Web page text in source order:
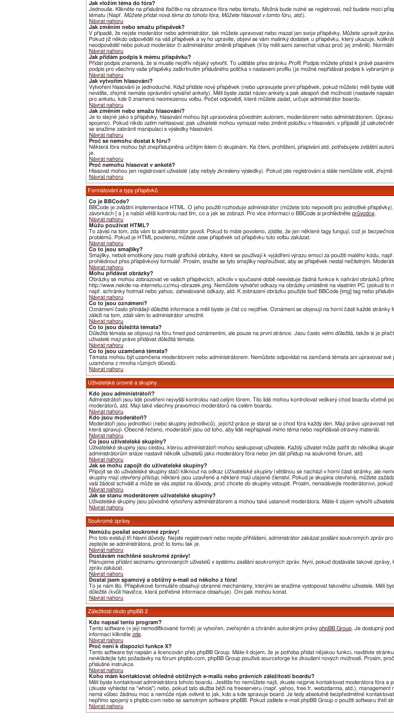
Jak vložím téma do fóra?
Jednouše. Klikněte na příslušné tlačítko na obrazovce fóra nebo tématu. Možná bude nutné se registrovat, než budete moci
tématu (Např. Můžete přidat nová téma do tohoto fóra, Můžete hlasovat v tomto fóru, atd.).
Návrat nahoru
Jak změním nebo smažu příspěvek?
V případě, že nejste moderátor nebo administrátor, tak můžete upravovat nebo mazat jen svoje příspěvky. Můžete upravit
Pokud již někdo odpověděl na váš příspěvek a vy ho upravíte, objeví se vám malinký dodatek u příspěvku, který ukazuje,
neodpověděl nebo pokud moderátor či administrátor změnili příspěvek (ti by měli sami zanechat vzkaz proč jej změnili).
Návrat nahoru
Jak přidám podpis k mému příspěvku?
Přidat podpis znamená, že si musíte nejdřív nějaký vytvořit. To uděláte přes stránku Profil. Podpis můžete přidat k právě
podpis pro všechny vaše příspěvky zaškrtnutím příslušného políčka v nastavení profilu (je možné nepřidávat podpis k vybraným
Návrat nahoru
Jak vytvořím hlasování?
Vytvoření hlasování je jednoduché. Když přidáte nový příspěvek (nebo upravujete první příspěvek, pokud můžete) měli byste
nevidíte, zřejmě nemáte oprávnění vytvářet ankety). Měli byste zadat název ankety a pak alespoň dvě možnosti (nastavte
pro anketu, kde 0 znamená neomezenou volbu. Počet odpovědí, které můžete zadat, určuje administrátor boardu.
Návrat nahoru
Jak změním nebo smažu hlasování?
Je to stejné jako s příspěvky, hlasování mohou být upravována původním autorem, moderátorem nebo administrátorem.
spojeno). Pokud nikdo zatím nehlasoval, pak uživatelé mohou vymazat nebo změnit položku v hlasování, v případě již
se snažíme zabránit manipulaci s výsledky hlasování.
Návrat nahoru
Proč se nemohu dostat k fóru?
Některá fóra mohou být znepřístupněna určitým lidem či skupinám. Ke čtení, prohlížení, přispívání atd. potřebujete zvláštní
je.
Návrat nahoru
Proč nemohu hlasovat v anketě?
Hlasovat mohou jen registrovaní uživatelé (aby nebyly zkresleny výsledky). Pokud jste registrováni a stále nemůžete volit,
Návrat nahoru
Formátování a typy příspěvků
Co je BBCode?
BBCode je zvláštní implementace HTML. O jeho použití rozhoduje administrátor (můžete toto nepovolit pro jednotlivé
závorkách [ a ] a nabízí větší kontrolu nad tím, co a jak se zobrazí. Pro více informací o BBCode si prohlédněte průvodce.
Návrat nahoru
Můžu používat HTML?
To závisí na tom, zda vám to administrátor povolí. Pokud to máte povoleno, zjistíte, že jen některé tagy fungují, což je
problémů. Pokud je HTML povoleno, můžete zase příspěvek od příspěvku tuto volbu zakázat.
Návrat nahoru
Co to jsou smajlíky?
Smajlíky, neboli emotikony jsou malé grafické obrázky, které se používají k vyjádření výrazu emocí za použití malého kódu,
prohlédnout přes příspěvkový formulář. Prosím, snažte se tyto smajlíky nepřeužívat, aby se příspěvek nestal nečitelným.
Návrat nahoru
Mohu přidávat obrázky?
Obrázky se mohou zobrazovat ve vašich příspěvcích, ačkoliv v současné době neexistuje žádná funkce k nahrání obrázků
http://www.nekde-na-internetu.cz/muj-obrazek.png. Nemůžete vytvářet odkazy na obrázky umístěné na vlastním PC (pokud
např. schránky hotmail nebo yahoo, zaheslované odkazy, atd. K zobrazení obrázku použijte buď BBCode [img] tag nebo
Návrat nahoru
Co to jsou oznámení?
Oznámení často přinášejí důležité informace a měli byste je číst co nejdříve. Oznámení se objevují na horní části každé
záleží na tom, zdali vám to administrátor umožnil.
Návrat nahoru
Co to jsou důležitá témata?
Důležitá témata se objevují na fóru hned pod oznámeními, ale pouze na první stránce. Jsou často velmi důležitá, takže si je
uživatelé mají právo přidávat důležitá témata.
Návrat nahoru
Co to jsou uzamčená témata?
Témata mohou být uzamčena moderátorem nebo administrátorem. Nemůžete odpovídat na zamčená témata ani upravovat
uzamčena z mnoha různých důvodů.
Návrat nahoru
Uživatelské úrovně a skupiny
Kdo jsou administrátoři?
Administrátoři jsou lidé pověření nejvyšší kontrolou nad celým fórem. Tito lidé mohou kontrolovat veškerý chod boardu včetně
moderátorů, atd. Mají také všechny pravomoci moderátorů na celém boardu.
Návrat nahoru
Kdo jsou moderátoři?
Moderátoři jsou jednotlivci (nebo skupiny jednotlivců), jejichž práce je starat se o chod fóra každý den. Mají právo upravovat
která spravují. Obecně řečeno, moderátoři jsou od toho, aby lidé nepřispívali mimo témanebo nepřidávali otravný materiál.
Návrat nahoru
Co jsou uživatelské skupiny?
Uživatelské skupiny jsou cestou, kterou administrátoři mohou seskupovat uživatele. Každý uživatel může patřit do několika
administrátorům snáze nastavit několik uživatelů jako moderátory fóra nebo jim dát přístup na soukromé fórum, atd.
Návrat nahoru
Jak se mohu zapojit do uživatelské skupiny?
Připojit se do uživatelské skupiny stačí kliknout na odkaz Uživatelské skupiny(většinou se nachází v horní části stránky, ale
skupiny mají otevřený přístup, některé jsou uzavřené a některé mají utajené členství. Pokud je skupina otevřená, můžete
vaši žádost schválit a může se vás zeptat na důvody, proč chcete do skupiny vstoupit. Prosím, nenadávejte moderátorovi, pokud
Návrat nahoru
Jak se stanu moderátorem uživatelské skupiny?
Uživatelské skupiny jsou původně vytvořeny administrátorem a mohou také ustanovit moderátora. Máte-li zájem vytvořit
Návrat nahoru
Soukromé zprávy
Nemůžu posílat soukromé zprávy!
Pro toto existují tři hlavní důvody. Nejste registrovaní nebo nejste přihlášení, administrátor zakázal posílání soukromých zpráv
zeptejte se administrátora, proč to tomu tak je.
Návrat nahoru
Dostávám nechtěné soukromé zprávy!
Plánujeme přidání seznamu ignorovaných uživatelů v systému zasílání soukromých zpráv. Nyní, pokud dostáváte takové
zpráv zakázat.
Návrat nahoru
Dostal jsem spamový a obtížný e-mail od někoho z fóra!
To je nám líto. Příspěvkové formuláře obsahují obranné mechanismy, kterými se snažíme vystopovat takového uživatele. Měli
důležité (kvůli hlavičce, která potřebné informace obsahuje). Oni pak mohou konat.
Návrat nahoru
Záležitosti okolo phpBB 2
Kdo napsal tento program?
Tento software (v její nemodifikované formě) je vytvořen, zveřejněn a chráněn autorskými právy phpBB Group. Je dostupný
informací klikněte zde.
Návrat nahoru
Proč není k dispozici funkce X?
Tento software byl napsán a licencován přes phpBB Group. Máte-li dojem, že je potřeba přidat nějakou funkci, navštivte stránku
nevkládejte tyto požadavky na fórum phpbb.com, phpBB Group používá sourceforge ke zkoušení nových možností. Prosím,
příslušné instrukce.
Návrat nahoru
Koho mám kontaktovat ohledně obtížných e-mailů nebo právních záležitostí boardu?
Měli byste kontaktovat administrátora tohoto boardu. Jestliže ho nemůžete najít, zkuste nejprve kontaktovat moderátora fóra
(zkuste vyhledat na "whois") nebo, pokud tato služba běží na freeserveru (např. yahoo, free.fr, webzdarma, atd.),
nemá vůbec žádnou moc a nemůže nijak ovlivnit to jak, kdo a kde spravuje board. Je tedy absolutně bezpředmětné
nepřímo spojený s phpbb.com nebo se samotným software phpBB. Pokud zašlete e-mail phpBB Group o použití softwaru třetí
Návrat nahoru